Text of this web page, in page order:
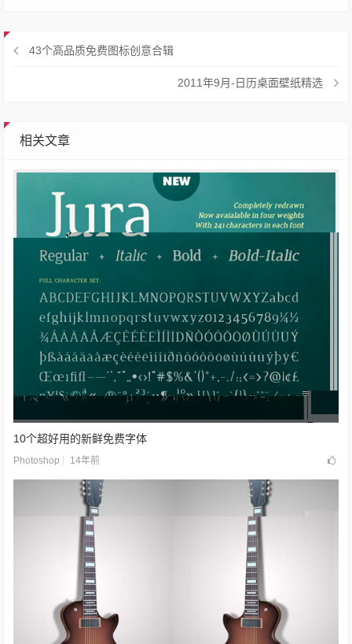
43个高品质免费图标创意合辑
2011年9月-日历桌面壁纸精选
相关文章
10个超好用的新鲜免费字体
Photoshop 14年前